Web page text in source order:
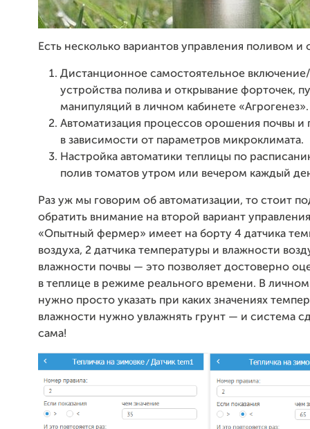
Есть несколько вариантов управления поливом и
Дистанционное самостоятельное
устройства полива и открывание форточек,
манипуляций в личном кабинете «Агрогенез».
Автоматизация процессов орошения почвы и
в зависимости от параметров микроклимата.
Настройка автоматики теплицы по
полив томатов утром или вечером каждый
Раз уж мы говорим об автоматизации, то стоит
обратить внимание на второй вариант
«Опытный фермер» имеет на борту 4 датчика
воздуха, 2 датчика температуры и влажности
влажности почвы — это позволяет достоверно
в теплице в режиме реального времени. В личном
нужно просто указать при каких значениях
влажности нужно увлажнять грунт — и система
сама!